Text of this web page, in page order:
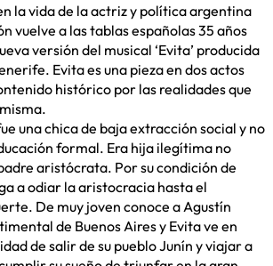
la vida de la actriz y política argentina
vuelve a las tablas españolas 35 años
versión del musical ‘Evita’ producida
Evita es una pieza en dos actos
histórico por las realidades que
una chica de baja extracción social y no
formal. Era hija ilegítima no
aristócrata. Por su condición de
a odiar la aristocracia hasta el
De muy joven conoce a Agustín
de Buenos Aires y Evita ve en
de salir de su pueblo Junín y viajar a